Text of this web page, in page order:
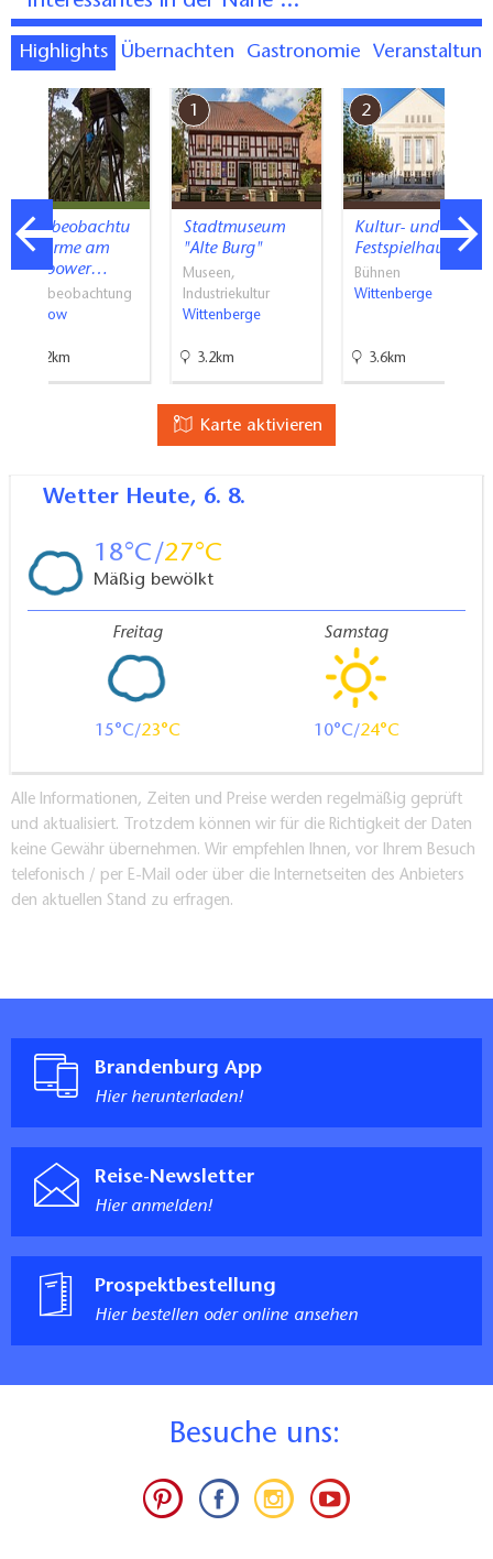
Highlights Übernachten Gastronomie
Vogelbeobachtu
ngstürme am
Rambower…
Vogelbeobachtung
Rambow
22.2km
1
Stadtmuseum
"Alte Burg"
Museen,
Industriekultur
Wittenberge
3.2km
2
Kultur- und
Festspielhaus…
Bühnen
Wittenberge
3.6km
Karte aktivieren
Wetter Heute, 6. 8.
18 27
Mäßig bewölkt
Freitag
15 23
Samstag
10 24
Alle Informationen, Zeiten und Preise werden regelmäßig geprüft
und aktualisiert. Trotzdem können wir für die Richtigkeit der Daten
keine Gewähr übernehmen. Wir empfehlen Ihnen, vor Ihrem Besuch
telefonisch / per E-Mail oder über die Internetseiten des Anbieters
den aktuellen Stand zu erfragen.
Brandenburg App
Hier herunterladen!
Reise-Newsletter
Hier anmelden!
Prospektbestellung
Hier bestellen oder online ansehen
Besuche uns: